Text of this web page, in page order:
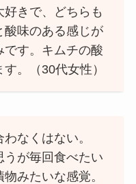
きで、どちらも
酸味のある感じが
す。キムチの酸
。（30代女性）
なくはない。
うが毎回食べたい
みたいな感覚。